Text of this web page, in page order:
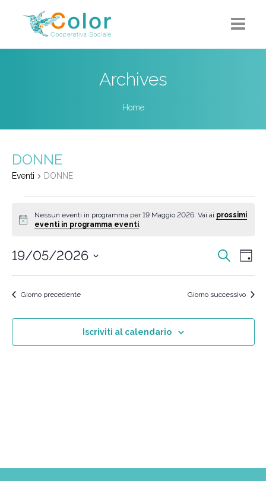
Eventi
Archives
Home
DONNE
Eventi DONNE
for
19
Maggio
Notice
Nessun eventi in programma per 19 Maggio 2026. Vai ai prossimi
eventi in programma eventi.
Eventi
e
viste
Cerca
19/05/2026
data.
Giorno precedente Giorno successivo
Iscriviti al calendario